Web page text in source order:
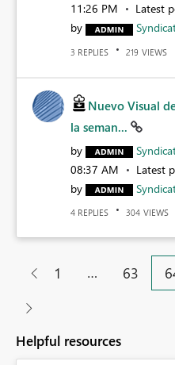
11:26 PM Latest
by
3 REPLIES 219 VIEWS
Nuevo Visual
la seman...
by
08:37 AM
Latest
by
4 REPLIES 304 VIEWS
1 … 63
Helpful resources